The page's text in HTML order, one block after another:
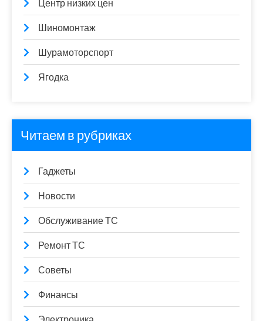
Центр низких цен
Шиномонтаж
Шурамоторспорт
Ягодка
Читаем в рубриках
Гаджеты
Новости
Обслуживание ТС
Ремонт ТС
Советы
Финансы